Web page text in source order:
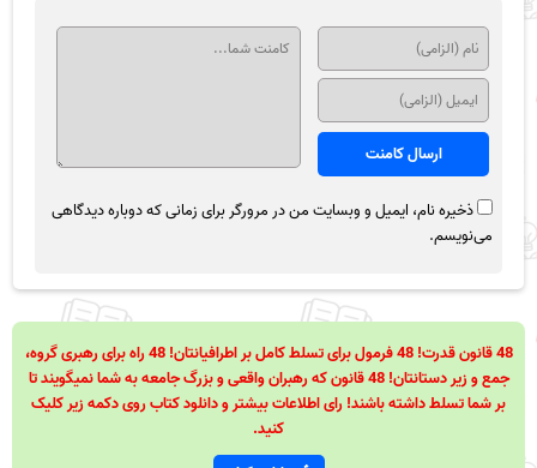
ذخیره نام، ایمیل و وبسایت من در مرورگر برای زمانی که دوباره دیدگاهی
می‌نویسم.
48 قانون قدرت! 48 فرمول برای تسلط کامل بر اطرافیانتان! 48 راه برای رهبری گروه،
جمع و زیر دستانتان! 48 قانون که رهبران واقعی و بزرگ جامعه به شما نمیگویند تا
بر شما تسلط داشته باشند! رای اطلاعات بیشتر و دانلود کتاب روی دکمه زیر کلیک
کنید.